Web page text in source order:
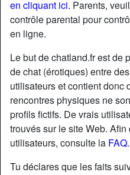
en cliquant ici. Parents,
contrôle parental pour
en ligne.
Le but de chatland.fr est de
de chat (érotiques) entre
utilisateurs et contient donc
rencontres physiques ne
profils fictifs. De vrais
trouvés sur le site Web.
utilisateurs, consulte la FAQ.
Tu déclares que les faits
starAjouter
Nickname:
Âge: